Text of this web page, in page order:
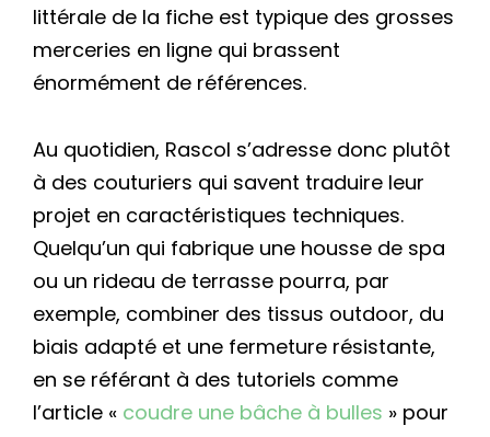
littérale de la fiche est typique des grosses
merceries en ligne qui brassent
énormément de références.
Au quotidien, Rascol s’adresse donc plutôt
à des couturiers qui savent traduire leur
projet en caractéristiques techniques.
Quelqu’un qui fabrique une housse de spa
ou un rideau de terrasse pourra, par
exemple, combiner des tissus outdoor, du
biais adapté et une fermeture résistante,
en se référant à des tutoriels comme
l’article « coudre une bâche à bulles » pour